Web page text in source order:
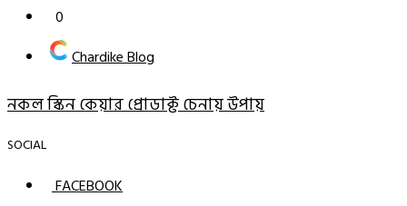
0
Chardike Blog
নকল স্কিন কেয়ার প্রোডাক্ট চেনায় উপায়
SOCIAL
FACEBOOK